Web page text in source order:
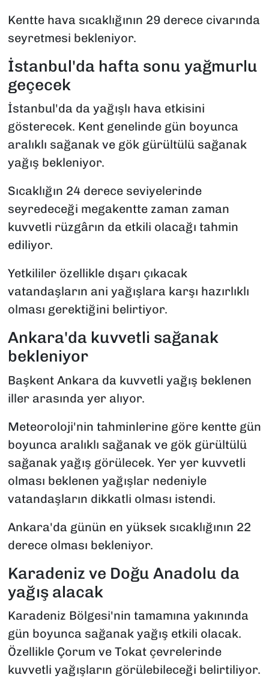
Kentte hava sıcaklığının 29 derece civarında
seyretmesi bekleniyor.
İstanbul'da hafta sonu yağmurlu
geçecek
İstanbul'da da yağışlı hava etkisini
gösterecek. Kent genelinde gün boyunca
aralıklı sağanak ve gök gürültülü sağanak
yağış bekleniyor.
Sıcaklığın 24 derece seviyelerinde
seyredeceği megakentte zaman zaman
kuvvetli rüzgârın da etkili olacağı tahmin
ediliyor.
Yetkililer özellikle dışarı çıkacak
vatandaşların ani yağışlara karşı hazırlıklı
olması gerektiğini belirtiyor.
Ankara'da kuvvetli sağanak
bekleniyor
Başkent Ankara da kuvvetli yağış beklenen
iller arasında yer alıyor.
Meteoroloji'nin tahminlerine göre kentte gün
boyunca aralıklı sağanak ve gök gürültülü
sağanak yağış görülecek. Yer yer kuvvetli
olması beklenen yağışlar nedeniyle
vatandaşların dikkatli olması istendi.
Ankara'da günün en yüksek sıcaklığının 22
derece olması bekleniyor.
Karadeniz ve Doğu Anadolu da
yağış alacak
Karadeniz Bölgesi'nin tamamına yakınında
gün boyunca sağanak yağış etkili olacak.
Özellikle Çorum ve Tokat çevrelerinde
kuvvetli yağışların görülebileceği belirtiliyor.